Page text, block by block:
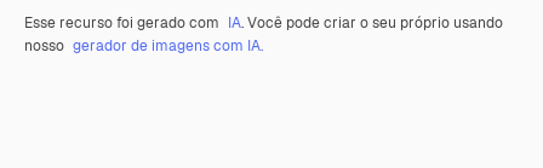
Esse recurso foi gerado com IA. Você pode criar o seu próprio usando
nosso gerador de imagens com IA.